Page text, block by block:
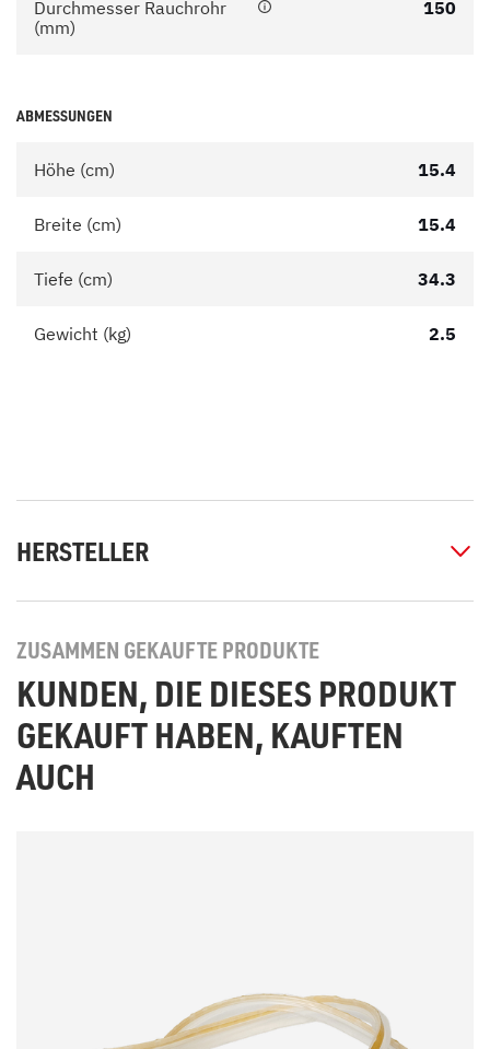
Durchmesser Rauchrohr
(mm)
150
ABMESSUNGEN
Höhe (cm) 15.4
Breite (cm) 15.4
Tiefe (cm) 34.3
Gewicht (kg) 2.5
HERSTELLER
ZUSAMMEN GEKAUFTE PRODUKTE
KUNDEN, DIE DIESES PRODUKT
GEKAUFT HABEN, KAUFTEN
AUCH